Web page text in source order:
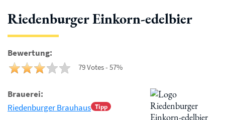
Riedenburger Einkorn-edelbier
Bewertung:
79 Votes - 57%
Brauerei:
Tipp
Riedenburger Brauhaus